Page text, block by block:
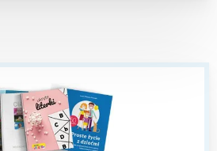
Śląsk
Kraków